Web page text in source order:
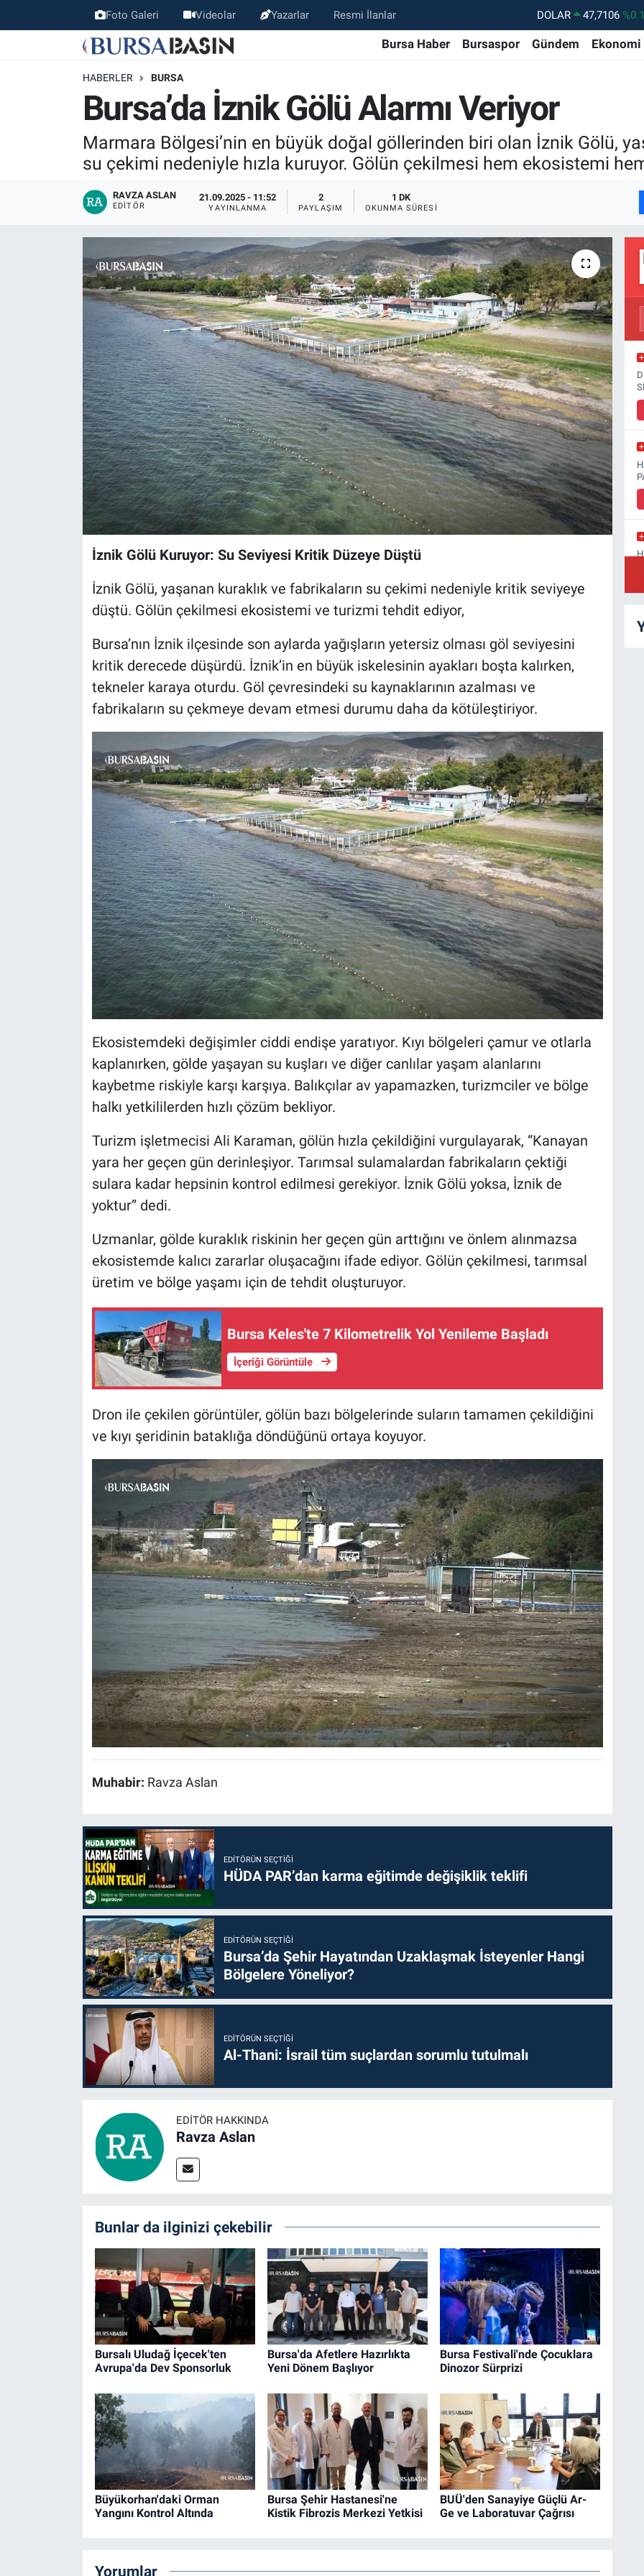
Foto Galeri Videolar Yazarlar Resmi İlanlar DOLAR 47,7106
EURO
55,1652 %0.27
GRAM ALTIN
BİST100
BITCOIN
65.130,04
Bursa Haber Bursaspor Gündem Ekonomi
HABERLER BURSA
Bursa’da İznik Gölü Alarmı Veriyor
Marmara Bölgesi’nin en büyük doğal göllerinden biri olan İznik Gölü,
su çekimi nedeniyle hızla kuruyor. Gölün çekilmesi hem ekosistemi
RAVZA ASLAN
EDITÖR
21.09.2025 - 11:52
YAYINLANMA
2
PAYLAŞIM
1 DK
OKUNMA SÜRESI
İznik Gölü Kuruyor: Su Seviyesi Kritik Düzeye Düştü
İznik Gölü, yaşanan kuraklık ve fabrikaların su çekimi nedeniyle kritik seviyeye
düştü. Gölün çekilmesi ekosistemi ve turizmi tehdit ediyor,
Bursa’nın İznik ilçesinde son aylarda yağışların yetersiz olması göl seviyesini
kritik derecede düşürdü. İznik’in en büyük iskelesinin ayakları boşta kalırken,
tekneler karaya oturdu. Göl çevresindeki su kaynaklarının azalması ve
fabrikaların su çekmeye devam etmesi durumu daha da kötüleştiriyor.
Ekosistemdeki değişimler ciddi endişe yaratıyor. Kıyı bölgeleri çamur ve otlarla
kaplanırken, gölde yaşayan su kuşları ve diğer canlılar yaşam alanlarını
kaybetme riskiyle karşı karşıya. Balıkçılar av yapamazken, turizmciler ve bölge
halkı yetkililerden hızlı çözüm bekliyor.
Turizm işletmecisi Ali Karaman, gölün hızla çekildiğini vurgulayarak, “Kanayan
yara her geçen gün derinleşiyor. Tarımsal sulamalardan fabrikaların çektiği
sulara kadar hepsinin kontrol edilmesi gerekiyor. İznik Gölü yoksa, İznik de
yoktur” dedi.
Uzmanlar, gölde kuraklık riskinin her geçen gün arttığını ve önlem alınmazsa
ekosistemde kalıcı zararlar oluşacağını ifade ediyor. Gölün çekilmesi, tarımsal
üretim ve bölge yaşamı için de tehdit oluşturuyor.
Bursa Keles'te 7 Kilometrelik Yol Yenileme Başladı
İçeriği Görüntüle
Dron ile çekilen görüntüler, gölün bazı bölgelerinde suların tamamen çekildiğini
ve kıyı şeridinin bataklığa döndüğünü ortaya koyuyor.
Muhabir: Ravza Aslan
EDITÖRÜN SEÇTIĞI
HÜDA PAR’dan karma eğitimde değişiklik teklifi
EDITÖRÜN SEÇTIĞI
Bursa’da Şehir Hayatından Uzaklaşmak İsteyenler Hangi
Bölgelere Yöneliyor?
EDITÖRÜN SEÇTIĞI
Al-Thani: İsrail tüm suçlardan sorumlu tutulmalı
EDITÖR HAKKINDA
Ravza Aslan
Bunlar da ilginizi çekebilir
Bursalı Uludağ İçecek'ten
Avrupa'da Dev Sponsorluk
Bursa'da Afetlere Hazırlıkta
Yeni Dönem Başlıyor
Bursa Festivali'nde Çocuklara
Dinozor Sürprizi
Büyükorhan'daki Orman
Yangını Kontrol Altında
Bursa Şehir Hastanesi'ne
Kistik Fibrozis Merkezi Yetkisi
BUÜ'den Sanayiye Güçlü Ar-
Ge ve Laboratuvar Çağrısı
Yorumlar
Bursa Haber
Bilim, Teknoloji
KÜLTÜR-SANAT
Bursaspor
Ekonomi
Teknoloji
Magazin
Nöbetçi Eczaneler
Bursa Nöbetçi Eczaneler
Bursa Hava Durumu
Bursa Trafik Yoğunluk Haritası
Süper Lig Puan Durumu ve Fikstür
Tüm Manşetler
Son Dakika Haberleri